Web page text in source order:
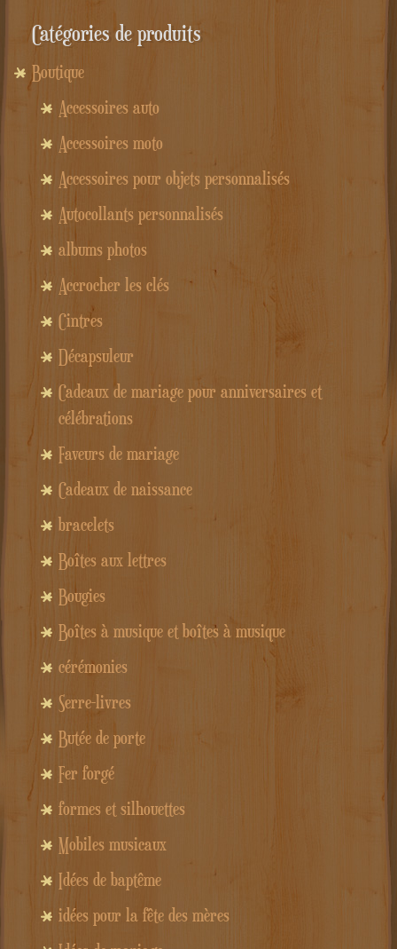
Catégories de produits
Boutique
Accessoires auto
Accessoires moto
Accessoires pour objets personnalisés
Autocollants personnalisés
albums photos
Accrocher les clés
Cintres
Décapsuleur
Cadeaux de mariage pour anniversaires et
célébrations
Faveurs de mariage
Cadeaux de naissance
bracelets
Boîtes aux lettres
Bougies
Boîtes à musique et boîtes à musique
cérémonies
Serre-livres
Butée de porte
Fer forgé
formes et silhouettes
Mobiles musicaux
Idées de baptême
idées pour la fête des mères